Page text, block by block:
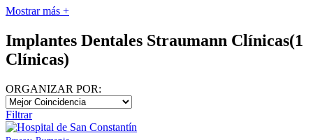
Mostrar más +
Implantes Dentales Straumann Clínicas(1
Clínicas)
ORGANIZAR POR:
Filtrar